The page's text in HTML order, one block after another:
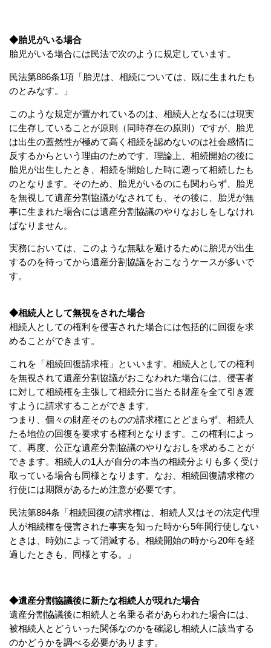
◆胎児がいる場合
胎児がいる場合には民法で次のように規定しています。
民法第886条1項 「胎児は、相続については、既に生まれたも
のとみなす。」
このような規定が置かれているのは、相続人となるには現実
に生存していることが原則（同時存在の原則）ですが、胎児
は出生の蓋然性が極めて高く相続を認めないのは社会感情に
反するからという理由のためです。理論上、相続開始の後に
胎児が出生したとき、相続を開始した時に遡って相続したも
のとなります。そのため、胎児がいるのにも関わらず、胎児
を無視して遺産分割協議がなされても、その後に、胎児が無
事に生まれた場合には遺産分割協議のやりなおしをしなけれ
ばなりません。
実務においては、このような無駄を避けるために胎児が出生
するのを待ってから遺産分割協議をおこなうケースが多いで
す。
◆相続人として無視をされた場合
相続人としての権利を侵害された場合には包括的に回復を求
めることができます。
これを「相続回復請求権」といいます。相続人としての権利
を無視されて遺産分割協議がおこなわれた場合には、侵害者
に対して相続権を主張して相続分に当たる財産を全て引き渡
すように請求することができます。
つまり、個々の財産そのものの請求権にとどまらず、相続人
たる地位の回復を要求する権利となります。この権利によっ
て、再度、公正な遺産分割協議のやりなおしを求めることが
できます。相続人の1人が自分の本当の相続分よりも多く受け
取っている場合も同様となります。なお、相続回復請求権の
行使には期限があるため注意が必要です。
民法第884条 「相続回復の請求権は、相続人又はその法定代理
人が相続権を侵害された事実を知った時から5年間行使しない
ときは、時効によって消滅する。相続開始の時から20年を経
過したときも、同様とする。」
◆遺産分割協議後に新たな相続人が現れた場合
遺産分割協議後に相続人と名乗る者があらわれた場合には、
被相続人とどういった関係なのかを確認し相続人に該当する
のかどうかを調べる必要があります。